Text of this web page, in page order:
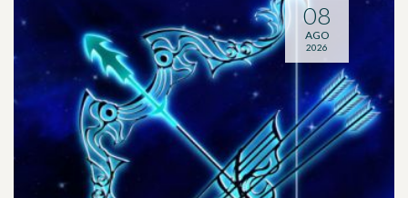
08
AGO
2026